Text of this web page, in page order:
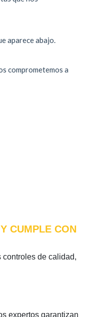
CUMPLE CON
de calidad,
expertos garantizan